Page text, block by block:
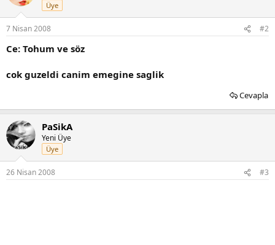
Üye
7 Nisan 2008 #2
Ce: Tohum ve söz
cok guzeldi canim emegine saglik
Cevapla
PaSikA
Yeni Üye
Üye
26 Nisan 2008 #3